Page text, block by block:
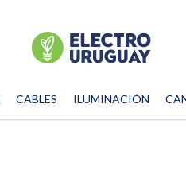
CABLES ILUMINACIÓN